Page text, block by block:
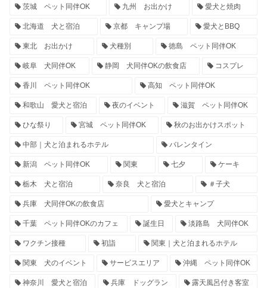
茨城 ペット同伴OK 九州 お出かけ 愛犬と焼肉
北海道 犬と宿泊 京都 キャンプ場 愛犬とBBQ
東北 お出かけ 犬種別 徳島 ペット同伴OK
岐阜 犬同伴OK 静岡 犬同伴OKの飲食店 コスプレ
香川 ペット同伴OK 高知 ペット同伴OK
和歌山 愛犬と宿泊 夜のイベント 滋賀 ペット同伴OK
ひな祭り 宮城 ペット同伴OK 秋のお出かけスポット
中部｜犬と泊まれるホテル バレンタイン
新潟 ペット同伴OK 関東 七夕 ケーキ
栃木 犬と宿泊 奈良 犬と宿泊 ＃子犬
兵庫 犬同伴OKの飲食店 愛犬とキャンプ
千葉 ペット同伴OKのカフェ 誕生日 淡路島 犬同伴OK
ワクチン接種 初詣 関東｜犬と泊まれるホテル
関東 犬のイベント サービスエリア 沖縄 ペット同伴OK
神奈川 愛犬と宿泊 兵庫 ドッグラン 露天風呂付き客室